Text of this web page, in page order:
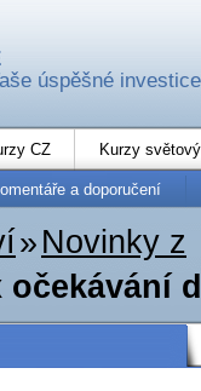
úspěšné investice
CZ Kurzy
a doporučení
» Novinky z
očekávání